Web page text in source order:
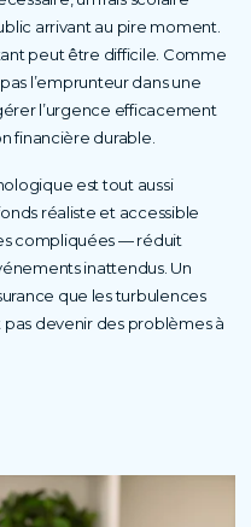
arrivant au pire moment.
peut être difficile. Comme
l’emprunteur dans une
l’urgence efficacement
financière durable.
est tout aussi
réaliste et accessible
compliquées — réduit
inattendus. Un
que les turbulences
devenir des problèmes à